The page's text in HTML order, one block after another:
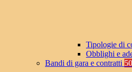
Tipologie di
Obblighi e
Bandi di gara e contratti